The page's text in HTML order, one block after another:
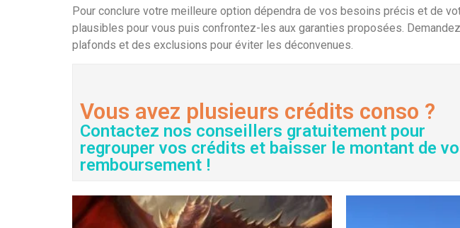
Pour conclure votre meilleure option dépendra de vos besoins précis et de
plausibles pour vous puis confrontez-les aux garanties proposées.
plafonds et des exclusions pour éviter les déconvenues.
Vous avez plusieurs crédits conso ?
Contactez nos conseillers gratuitement pour
regrouper vos crédits et baisser le montant de
remboursement !